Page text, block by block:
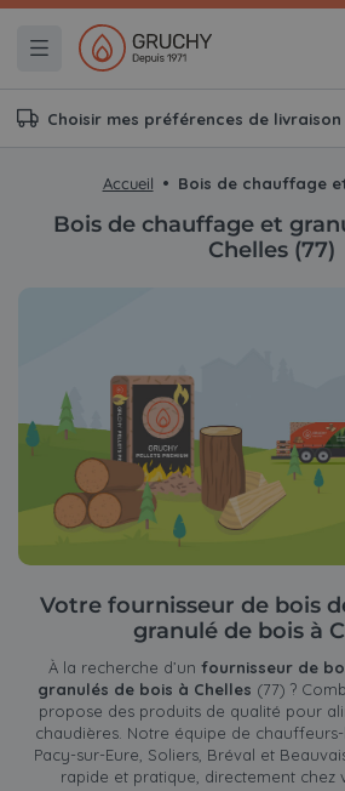
Choisir mes préférences de livraison
Accueil
Bois de chauffage et
Chelles (77)
Votre fournisseur de bois
granulé de bois à
À la recherche d’un fournisseur de
granulés de bois à Chelles (77) ?
propose des produits de qualité pour
chaudières. Notre équipe de
Pacy-sur-Eure, Soliers, Bréval et
rapide et pratique, directement chez